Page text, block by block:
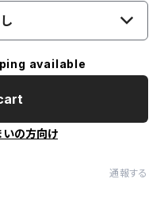
available
いの方向け
通報する